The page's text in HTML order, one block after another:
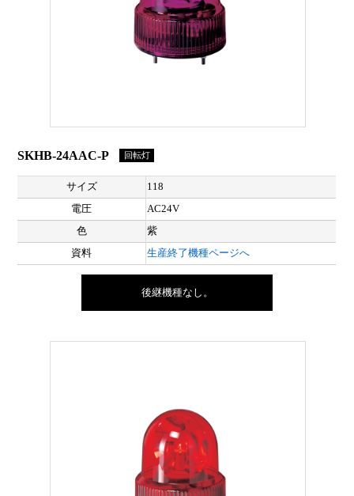
SKHB-24AAC-P 回転灯
サイズ
118
電圧
AC24V
色
紫
資料
生産終了機種ページへ
後継機種なし。